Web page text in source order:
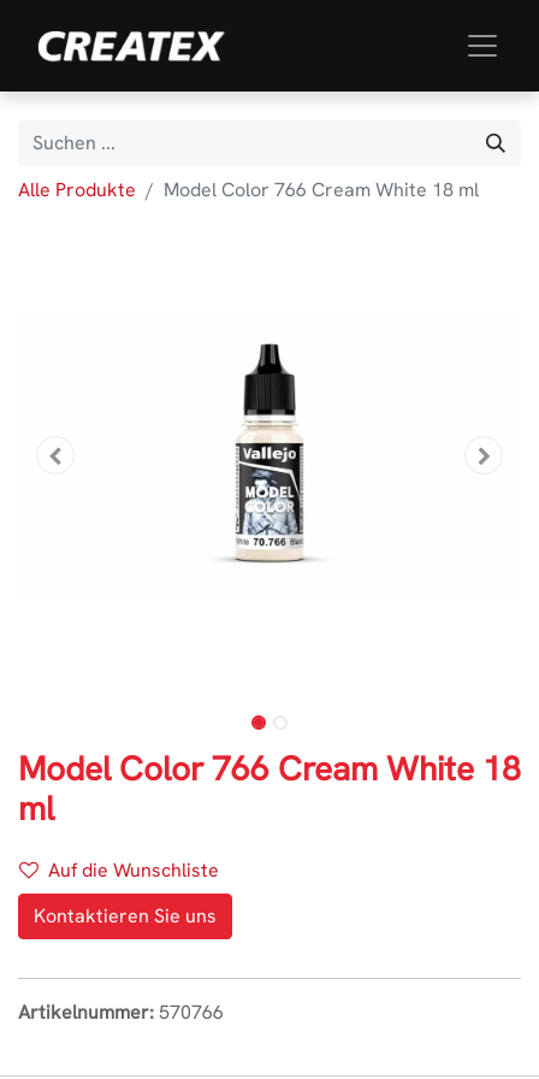
Alle Produkte Model Color 766 Cream White 18 ml
Model Color 766 Cream White 18
ml
Auf die Wunschliste
Kontaktieren Sie uns
Artikelnummer:570766